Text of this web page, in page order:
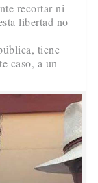
recortar ni
libertad no
tiene
caso, a un